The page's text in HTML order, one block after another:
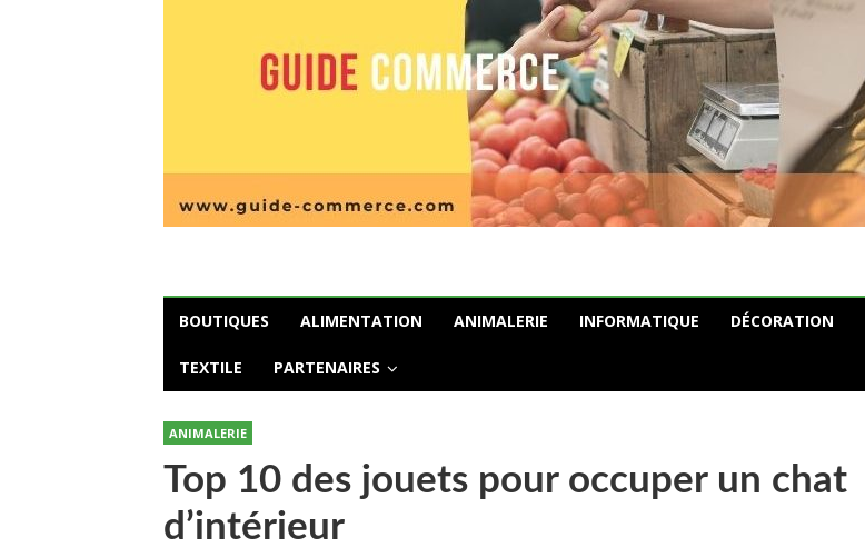
BOUTIQUES ALIMENTATION ANIMALERIE INFORMATIQUE DÉCORATION
TEXTILE PARTENAIRES
ANIMALERIE
Top 10 des jouets pour occuper un chat
d’intérieur